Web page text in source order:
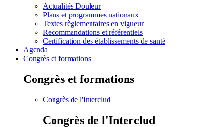
Actualités Douleur
Plans et programmes nationaux
Textes règlementaires en vigueur
Recommandations et référentiels
Certification des établissements de santé
Agenda
Congrès et formations
Congrès et formations
Congrès de l'Interclud
Congrès de l'Interclud